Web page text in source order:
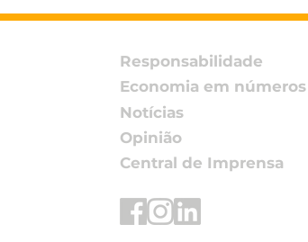
avança à final do Fi
com snack assado de
milho Non-GMO
Responsabilidade
Economia em números
Notícias
Opinião
Central de Imprensa